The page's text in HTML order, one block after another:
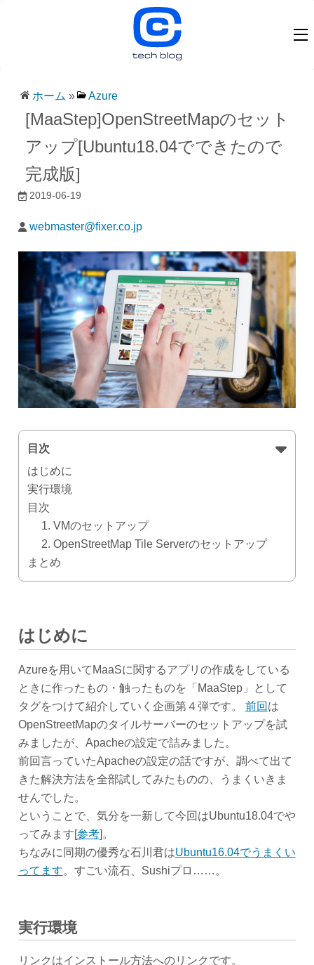
ホーム » Azure
[MaaStep]OpenStreetMapのセット
アップ[Ubuntu18.04でできたので
完成版]
2019-06-19
webmaster@fixer.co.jp
目次
はじめに
実行環境
目次
1. VMのセットアップ
2. OpenStreetMap Tile Serverのセットアップ
まとめ
はじめに
Azureを用いてMaaSに関するアプリの作成をしている
ときに作ったもの・触ったものを「MaaStep」として
タグをつけて紹介していく企画第４弾です。 前回 は
OpenStreetMapのタイルサーバーのセットアップを試
みましたが、Apacheの設定で詰みました。
前回言っていたApacheの設定の話ですが、調べて出て
きた解決方法を全部試してみたものの、うまくいきま
せんでした。
ということで、気分を一新して今回はUbuntu18.04でや
ってみます[参考]。
ちなみに同期の優秀な石川君はUbuntu16.04でうまくい
ってます。すごい流石、Sushiプロ……。
実行環境
リンクはインストール方法へのリンクです。